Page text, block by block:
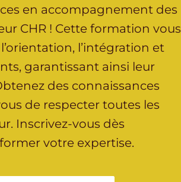
en accompagnement des
CHR ! Cette formation vous
l’intégration et
garantissant ainsi leur
des connaissances
de respecter toutes les
Inscrivez-vous dès
votre expertise.